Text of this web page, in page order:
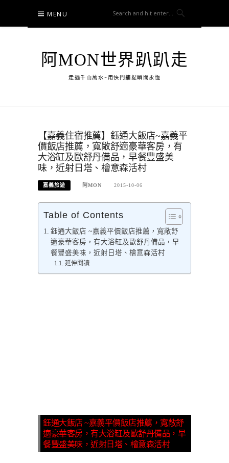
content
MENU
阿MON世界趴趴走
走遍千山萬水~用快門捕捉瞬間永恆
【嘉義住宿推薦】鈺通大飯店~嘉義平
價飯店推薦，寬敞舒適豪華客房，有
大浴缸及歐舒丹備品，早餐豐盛美
味，近射日塔、檜意森活村
嘉義旅遊 阿MON 2015-10-06
Table of Contents
鈺通大飯店 ~嘉義平價飯店推薦，寬敞舒
適豪華客房，有大浴缸及歐舒丹備品，早
餐豐盛美味，近射日塔、檜意森活村
延伸閱讀
鈺通大飯店 ~嘉義平價飯店推薦，寬敞舒
適豪華客房，有大浴缸及歐舒丹備品，早
餐豐盛美味，近射日塔、檜意森活村